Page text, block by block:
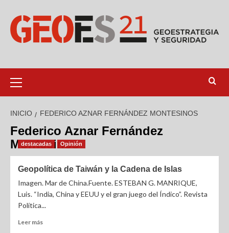
INICIO FEDERICO AZNAR FERNÁNDEZ MONTESINOS
Federico Aznar Fernández
Montesinos
destacadas Opinión
Geopolítica de Taiwán y la Cadena de Islas
Imagen. Mar de China.Fuente. ESTEBAN G. MANRIQUE,
Luis. “India, China y EEUU y el gran juego del Índico”. Revista
Política...
Leer más